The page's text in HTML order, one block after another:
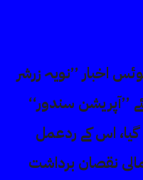
اخبار ’’نویہ زرشر
’’آپریشن سندور‘‘
اس کے ردعمل
نقصان برداشت